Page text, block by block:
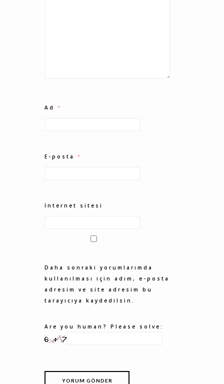
Ad *
E-posta *
İnternet sitesi
Daha sonraki yorumlarımda
kullanılması için adım, e-posta
adresim ve site adresim bu
tarayıcıya kaydedilsin.
Are you human? Please solve: